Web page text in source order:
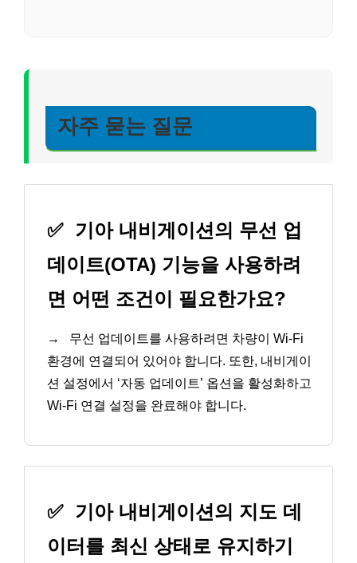
자주 묻는 질문
✅ 기아 내비게이션의 무선 업
데이트(OTA) 기능을 사용하려
면 어떤 조건이 필요한가요?
→
무선 업데이트를 사용하려면 차량이 Wi-Fi
환경에 연결되어 있어야 합니다. 또한, 내비게이
션 설정에서 ‘자동 업데이트’ 옵션을 활성화하고
Wi-Fi 연결 설정을 완료해야 합니다.
✅ 기아 내비게이션의 지도 데
이터를 최신 상태로 유지하기